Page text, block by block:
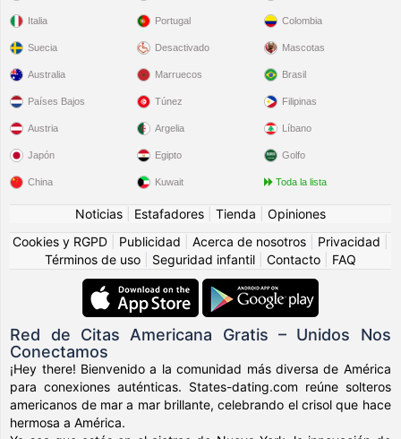
Italia
Suecia
Portugal
Desactivado
Colombia
Mascotas
Australia
Países Bajos
Austria
Japón
China
Marruecos
Túnez
Argelia
Egipto
Kuwait
Brasil
Filipinas
Líbano
Golfo
Toda la lista
Noticias Estafadores Tienda
Opiniones
Cookies y RGPD
Publicidad Acerca de nosotros Privacidad
Términos de uso
Seguridad infantil Contacto FAQ
Red de Citas Americana Gratis – Unidos Nos
Conectamos
¡Hey there! Bienvenido a la comunidad más diversa de América
para conexiones auténticas. States-dating.com reúne solteros
americanos de mar a mar brillante, celebrando el crisol que hace
hermosa a América.